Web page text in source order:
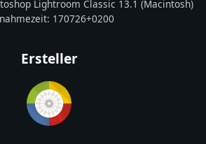
Lightroom Classic 13.1 (Macintosh)
170726+0200
Ersteller